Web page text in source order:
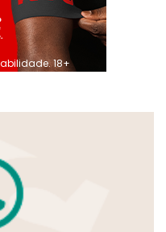
18+